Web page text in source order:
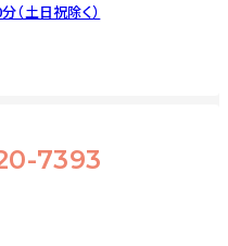
土日祝除く）
7393